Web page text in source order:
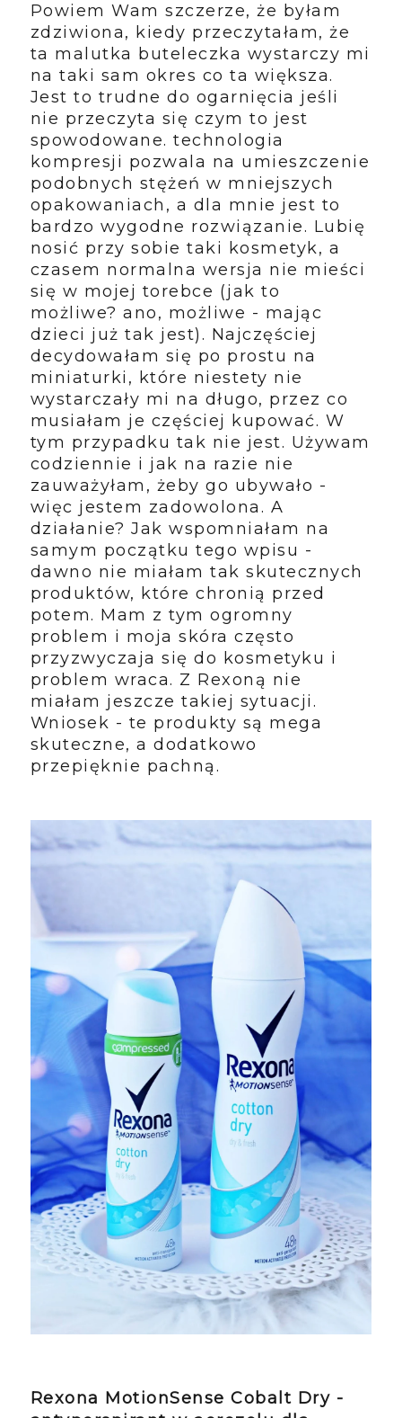
Powiem Wam szczerze, że byłam
zdziwiona, kiedy przeczytałam, że
ta malutka buteleczka wystarczy mi
na taki sam okres co ta większa.
Jest to trudne do ogarnięcia jeśli
nie przeczyta się czym to jest
spowodowane. technologia
kompresji pozwala na umieszczenie
podobnych stężeń w mniejszych
opakowaniach, a dla mnie jest to
bardzo wygodne rozwiązanie. Lubię
nosić przy sobie taki kosmetyk, a
czasem normalna wersja nie mieści
się w mojej torebce (jak to
możliwe? ano, możliwe - mając
dzieci już tak jest). Najczęściej
decydowałam się po prostu na
miniaturki, które niestety nie
wystarczały mi na długo, przez co
musiałam je częściej kupować. W
tym przypadku tak nie jest. Używam
codziennie i jak na razie nie
zauważyłam, żeby go ubywało -
więc jestem zadowolona. A
działanie? Jak wspomniałam na
samym początku tego wpisu -
dawno nie miałam tak skutecznych
produktów, które chronią przed
potem. Mam z tym ogromny
problem i moja skóra często
przyzwyczaja się do kosmetyku i
problem wraca. Z Rexoną nie
miałam jeszcze takiej sytuacji.
Wniosek - te produkty są mega
skuteczne, a dodatkowo
przepięknie pachną.
Rexona MotionSense Cobalt Dry -